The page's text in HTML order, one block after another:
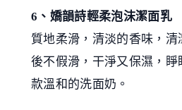
6、嬌韻詩輕柔泡沫潔面乳
質地柔滑，清淡的香味，
後不假滑，干淨又保濕，
款溫和的洗面奶。